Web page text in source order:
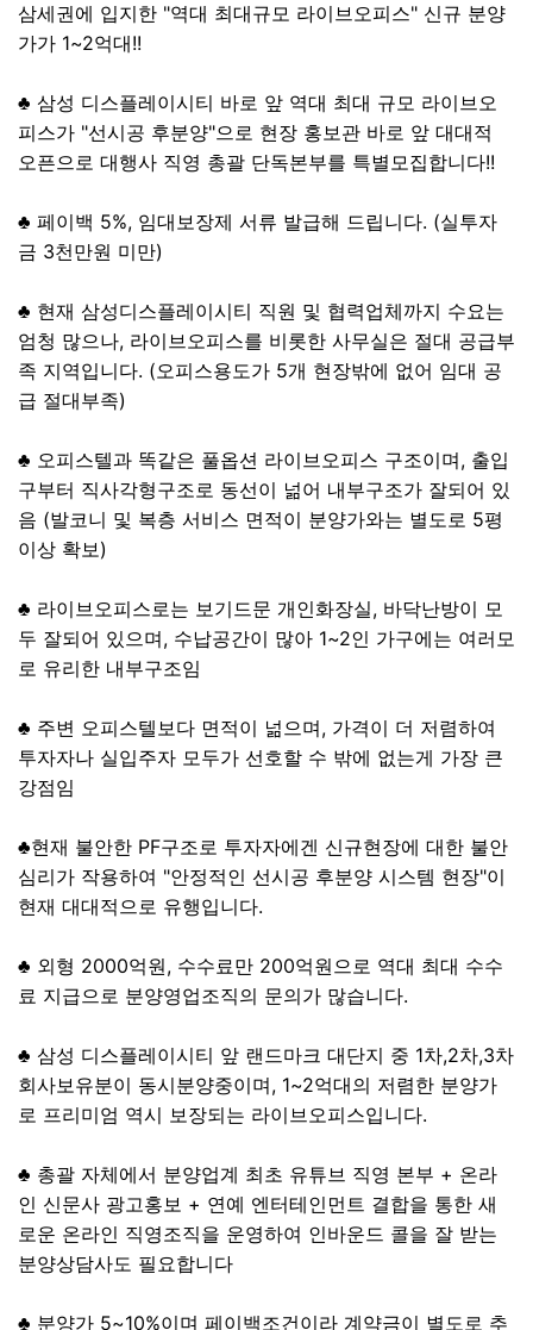
삼세권에 입지한 "역대 최대규모 라이브오피스" 신규 분양
가가 1~2억대!!
♣ 삼성 디스플레이시티 바로 앞 역대 최대 규모 라이브오
피스가 "선시공 후분양"으로 현장 홍보관 바로 앞 대대적
오픈으로 대행사 직영 총괄 단독본부를 특별모집합니다!!
♣ 페이백 5%, 임대보장제 서류 발급해 드립니다. (실투자
금 3천만원 미만)
♣ 현재 삼성디스플레이시티 직원 및 협력업체까지 수요는
엄청 많으나, 라이브오피스를 비롯한 사무실은 절대 공급부
족 지역입니다. (오피스용도가 5개 현장밖에 없어 임대 공
급 절대부족)
♣ 오피스텔과 똑같은 풀옵션 라이브오피스 구조이며, 출입
구부터 직사각형구조로 동선이 넒어 내부구조가 잘되어 있
음 (발코니 및 복층 서비스 면적이 분양가와는 별도로 5평
이상 확보)
♣ 라이브오피스로는 보기드문 개인화장실, 바닥난방이 모
두 잘되어 있으며, 수납공간이 많아 1~2인 가구에는 여러모
로 유리한 내부구조임
♣ 주변 오피스텔보다 면적이 넒으며, 가격이 더 저렴하여
투자자나 실입주자 모두가 선호할 수 밖에 없는게 가장 큰
강점임
♣현재 불안한 PF구조로 투자자에겐 신규현장에 대한 불안
심리가 작용하여 "안정적인 선시공 후분양 시스템 현장"이
현재 대대적으로 유행입니다.
♣ 외형 2000억원, 수수료만 200억원으로 역대 최대 수수
료 지급으로 분양영업조직의 문의가 많습니다.
♣ 삼성 디스플레이시티 앞 랜드마크 대단지 중 1차,2차,3차
회사보유분이 동시분양중이며, 1~2억대의 저렴한 분양가
로 프리미엄 역시 보장되는 라이브오피스입니다.
♣ 총괄 자체에서 분양업계 최초 유튜브 직영 본부 + 온라
인 신문사 광고홍보 + 연예 엔터테인먼트 결합을 통한 새
로운 온라인 직영조직을 운영하여 인바운드 콜을 잘 받는
분양상담사도 필요합니다
♣ 분양가 5~10%이며 페이백조건이라 계약금이 별도로 추